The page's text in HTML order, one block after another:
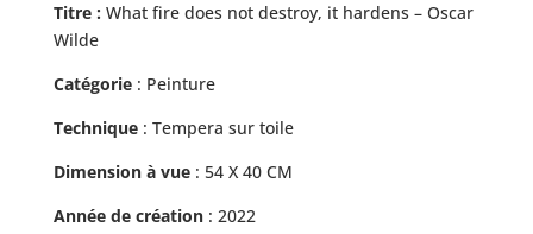
Titre : What fire does not destroy, it hardens – Oscar
Wilde
Catégorie: Peinture
Technique : Tempera sur toile
Dimension à vue: 54 X 40 CM
Année de création: 2022